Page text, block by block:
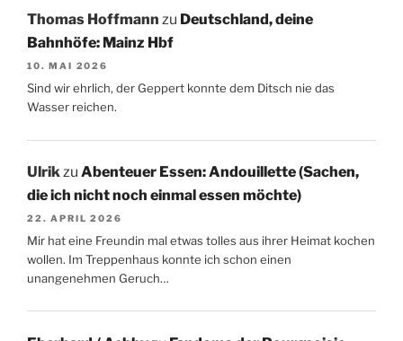
Thomas Hoffmann zu Deutschland, deine
Bahnhöfe: Mainz Hbf
10. MAI 2026
Sind wir ehrlich, der Geppert konnte dem Ditsch nie das
Wasser reichen.
Ulrikzu Abenteuer Essen: Andouillette (Sachen,
die ich nicht noch einmal essen möchte)
22. APRIL 2026
Mir hat eine Freundin mal etwas tolles aus ihrer Heimat kochen
wollen. Im Treppenhaus konnte ich schon einen
unangenehmen Geruch…